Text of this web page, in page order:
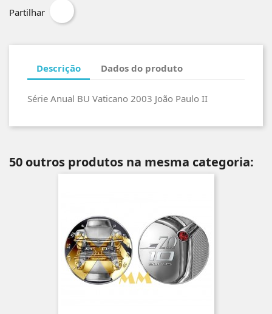
Partilhar
Descrição Dados do produto
Série Anual BU Vaticano 2003 João Paulo II
50 outros produtos na mesma categoria: